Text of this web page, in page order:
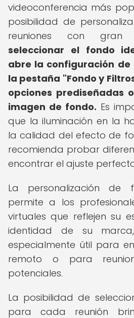
videoconferencia más
posibilidad de
reuniones con gran
seleccionar el fondo
abre la configuración de
la pestaña "Fondo y
opciones prediseñadas
imagen de fondo. Es
que la iluminación en la
la calidad del efecto de
recomienda probar
encontrar el ajuste
La personalización de
permite a los
virtuales que reflejen su
identidad de su
especialmente útil para
remoto o para
potenciales.
La posibilidad de
para cada reunión